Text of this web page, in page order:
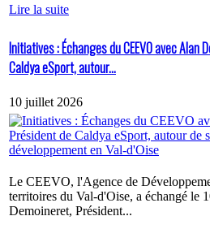
Lire la suite
Initiatives : Échanges du CEEVO avec Alan
Caldya eSport, autour...
10 juillet 2026
Le CEEVO, l'Agence de
territoires du Val-d'Oise, a échangé le
Demoineret, Président...